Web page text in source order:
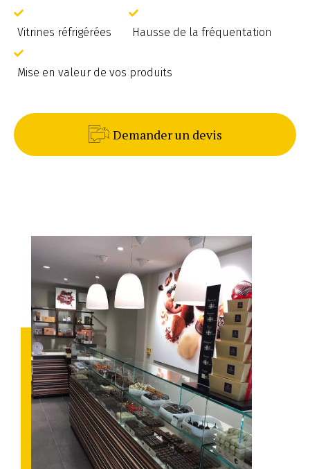
Vitrines réfrigérées Hausse de la fréquentation
Mise en valeur de vos produits
Demander un devis